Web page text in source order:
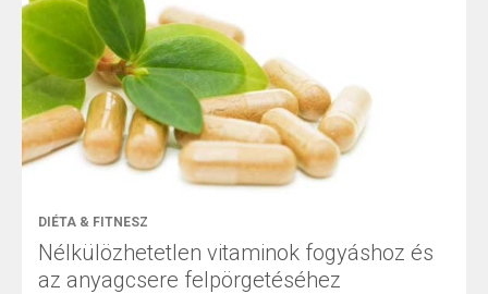
DIÉTA & FITNESZ
Nélkülözhetetlen vitaminok fogyáshoz és
az anyagcsere felpörgetéséhez